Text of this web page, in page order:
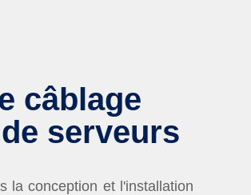
câblage
serveurs
la conception et l'installation